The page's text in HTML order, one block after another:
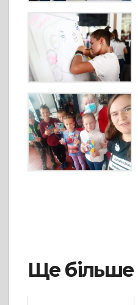
Ще більше